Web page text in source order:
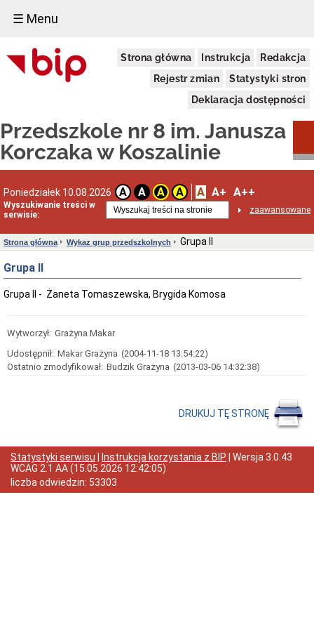
☰ Menu
Strona główna Instrukcja
Redakcja
Rejestr zmian
Statystyki stron
Deklaracja dostępności
Przedszkole nr 8 im. Janusza
Korczaka w Koszalinie
Poniedziałek 10.08.2026 A A A A A A+ A++
Wyszukiwanie treści w
serwisie:
zaawansowane
Przedszkole
nr
Przepisy
(ustawy,
uchwały,
Struktura
organizacyjna
majątkowe
RODO
Inspektor
Ochrony
Danych
(IOD)
na
temat
przetwarzania
danych
osobowych
rodzice
Klauzula
informacyjna
-
Strona główna Wykaz grup przedszkolnych Grupa II
Grupa II
Grupa II - Żaneta Tomaszewska, Brygida Komosa
Wytworzył: Grażyna Makar
Udostępnił: Makar Grażyna (2004-11-18 13:54:22)
Ostatnio zmodyfikował: Budzik Grażyna (2013-03-06 14:32:38)
DRUKUJ TĘ STRONĘ
Statystyki serwisu Instrukcja korzystania z BIP | Wersja 3.0.43
WCAG 2.1 AA(15.05.2026 12:42:05)
liczba odwiedzin: 53303